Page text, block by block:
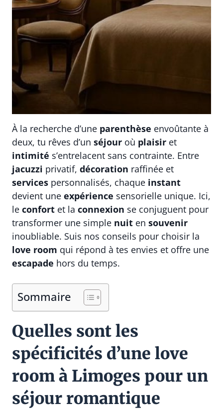
À la recherche d’une parenthèse envoûtante à
deux, tu rêves d’un séjour où plaisir et
intimité s’entrelacent sans contrainte. Entre
jacuzzi privatif, décoration raffinée et
services personnalisés, chaque instant
devient une expérience sensorielle unique. Ici,
le confort et la connexion se conjuguent pour
transformer une simple nuit en souvenir
inoubliable. Suis nos conseils pour choisir la
love room qui répond à tes envies et offre une
escapade hors du temps.
Sommaire
Quelles sont les
spécificités d’une love
room à Limoges pour un
séjour romantique